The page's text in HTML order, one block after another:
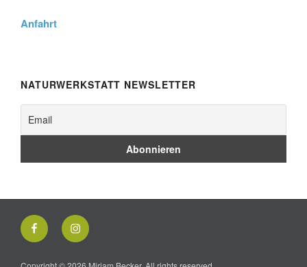
Anfahrt
NATURWERKSTATT NEWSLETTER
FacebookInstagram